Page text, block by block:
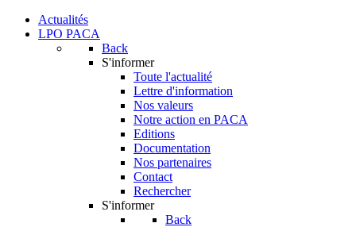
Actualités
LPO PACA
Back
S'informer
Toute l'actualité
Lettre d'information
Nos valeurs
Notre action en PACA
Editions
Documentation
Nos partenaires
Contact
Rechercher
S'informer
Back